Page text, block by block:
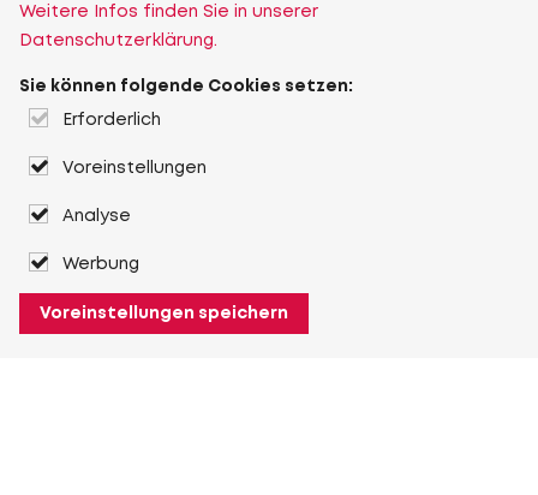
Weitere Infos finden Sie in unserer
Datenschutzerklärung.
Sie können folgende Cookies setzen:
Erforderlich
Voreinstellungen
Analyse
Werbung
Voreinstellungen speichern